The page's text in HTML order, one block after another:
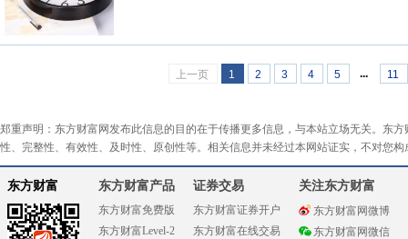
上一页 1 2 3 4 5 ... 11
郑重声明：东方财富网发布此信息的目的在于传播更多信息，与本站立场无关。东
性、完整性、有效性、及时性、原创性等。相关信息并未经过本网站证实，不对您
东方财富 东方财富产品
东方财富免费版
东方财富Level-2
证券交易
东方财富证券开户
东方财富在线交易
关注东方财富
东方财富网微博
东方财富网微信